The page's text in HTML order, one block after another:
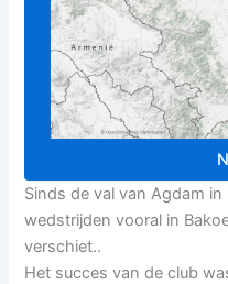
Sinds de val van Agdam
wedstrijden vooral in
verschiet..
Het succes van de club